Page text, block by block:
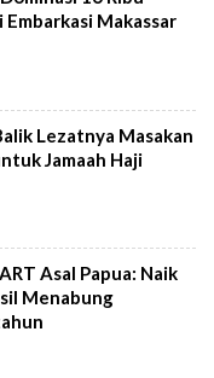
Embarkasi Makassar
Lezatnya Masakan
Jamaah Haji
Asal Papua: Naik
Menabung